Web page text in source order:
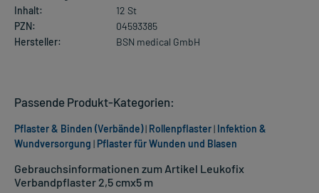
Inhalt:
12 St
PZN:
04593385
Hersteller:
BSN medical GmbH
Gebrauchsinformationen zum Artikel Leukofix
Verbandpflaster 2,5 cmx5 m
Passende Produkt-Kategorien:
Pflaster & Binden (Verbände)| Rollenpflaster| Infektion &
Wundversorgung | Pflaster für Wunden und Blasen